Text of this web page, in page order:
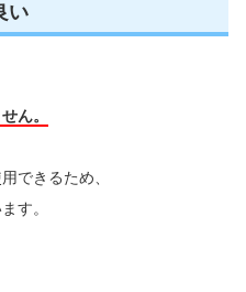
い
ん。
できるため、
す。